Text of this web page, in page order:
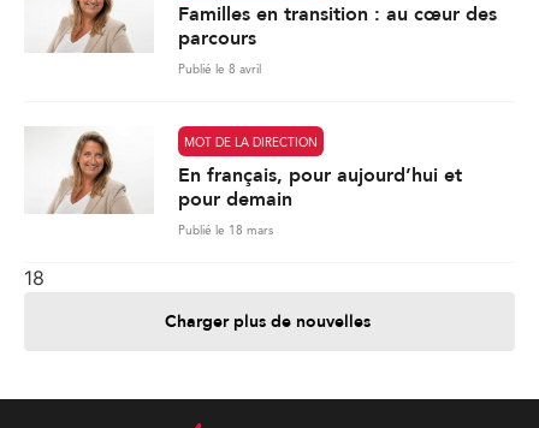
Familles en transition : au cœur des
parcours
Publié le 8 avril
MOT DE LA DIRECTION
En français, pour aujourd’hui et
pour demain
Publié le 18 mars
18
Charger plus de nouvelles